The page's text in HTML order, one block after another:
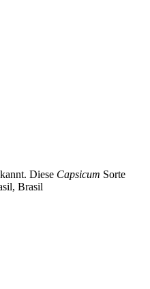
Diese Capsicum Sorte
Brasil